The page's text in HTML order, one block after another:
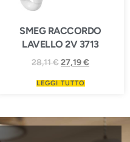
SMEG RACCORDO
LAVELLO 2V 3713
28,11€27,19€
LEGGI TUTTO